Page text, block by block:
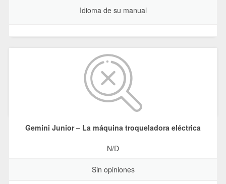
Idioma de su manual
Gemini Junior – La máquina troqueladora eléctrica
N/D
Sin opiniones